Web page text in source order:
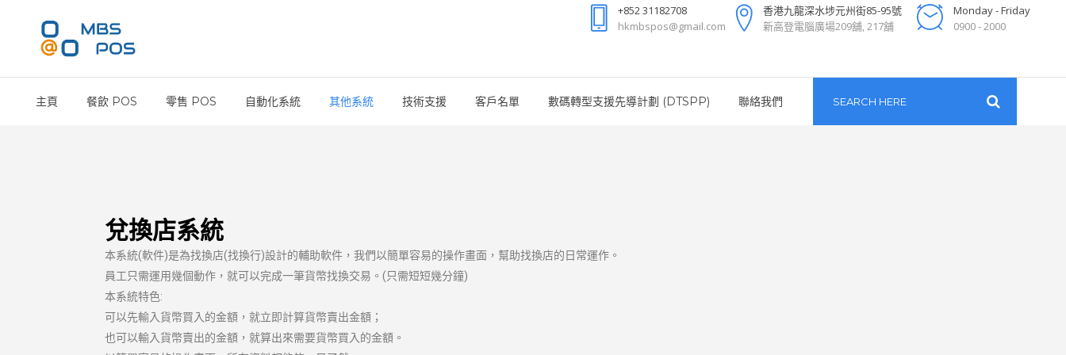
+852 31182708
hkmbspos@gmail.com
香港九龍深水埗元州街85-95號
新高登電腦廣場209舖, 217舖
Monday - Friday
0900 - 2000
主頁 餐飲 POS 零售 POS 自動化系統 其他系統 技術支援 客戶名單 數碼轉型支援先導計劃 (DTSPP) 聯絡我們
兌換店系統
本系統(軟件)是為找換店(找換行)設計的輔助軟件，我們以簡單容易的操作畫面，幫助找換店的日常運作。
員工只需運用幾個動作，就可以完成一筆貨幣找換交易。(只需短短幾分鐘)
本系統特色:
可以先輸入貨幣買入的金額，就立即計算貨幣賣出金額；
也可以輸入貨幣賣出的金額，就算出來需要貨幣買入的金額。